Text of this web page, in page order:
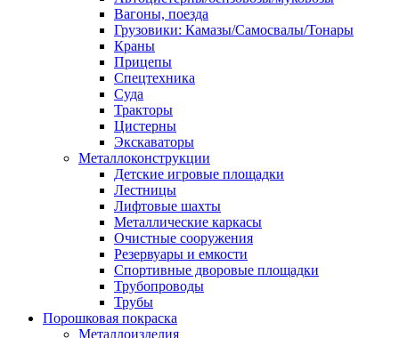
Вагоны, поезда
Грузовики: Камазы/Самосвалы/Тонары
Краны
Прицепы
Спецтехника
Суда
Тракторы
Цистерны
Экскаваторы
Металлоконструкции
Детские игровые площадки
Лестницы
Лифтовые шахты
Металлические каркасы
Очистные сооружения
Резервуары и емкости
Спортивные дворовые площадки
Трубопроводы
Трубы
Порошковая покраска
Металлоизделия